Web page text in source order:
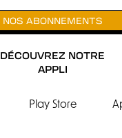
NOS ABONNEMENTS
DÉCOUVREZ NOTRE
APPLI
Play Store